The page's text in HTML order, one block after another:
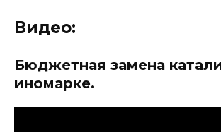
Видео:
Бюджетная замена
иномарке.